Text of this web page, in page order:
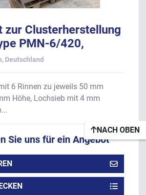
zur Clusterherstellung
PMN-6/420,
Deutschland
6 Rinnen zu jeweils 50 mm
Höhe, Lochsieb mit 4 mm
Sie uns für ein Angebot
NACH OBEN